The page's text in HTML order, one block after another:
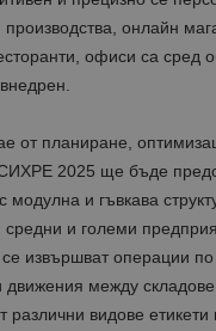
онлайн
офиси са сред
от планиране,
2025 ще бъде
модулна и гъвкава
и големи
извършват операции по
между складове
различни видове етикети